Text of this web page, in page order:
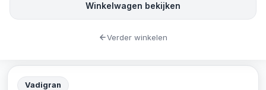
Vadigran
Winkelwagen bekijken
Verder winkelen